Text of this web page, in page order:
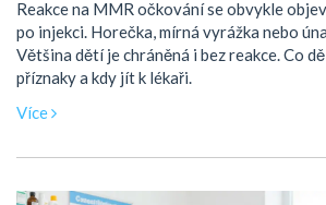
Reakce na MMR očkování se obvykle
po injekci. Horečka, mírná vyrážka nebo
Většina dětí je chráněná i bez reakce. Co
příznaky a kdy jít k lékaři.
Více